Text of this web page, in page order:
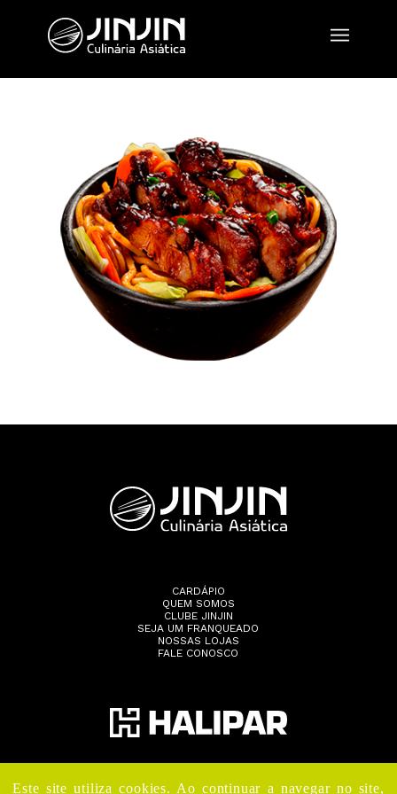
CARDÁPIO
QUEM SOMOS
CLUBE JINJIN
SEJA UM FRANQUEADO
NOSSAS LOJAS
FALE CONOSCO
Este site utiliza cookies. Ao continuar a navegar no site,